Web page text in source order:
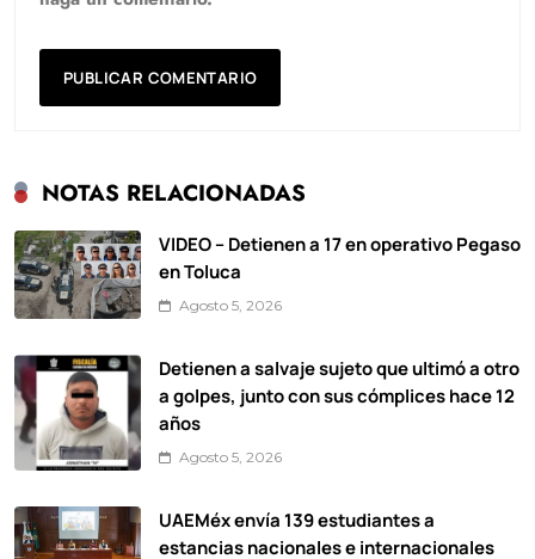
NOTAS RELACIONADAS
VIDEO – Detienen a 17 en operativo Pegaso
en Toluca
Agosto 5, 2026
Detienen a salvaje sujeto que ultimó a otro
a golpes, junto con sus cómplices hace 12
años
Agosto 5, 2026
UAEMéx envía 139 estudiantes a
estancias nacionales e internacionales